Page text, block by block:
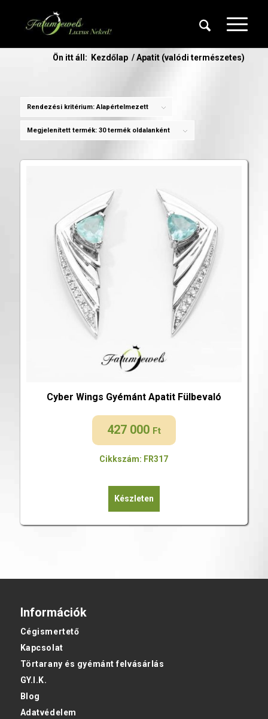
Ön itt áll: Kezdőlap / Apatit (valódi természetes)
Rendezési kritérium:Alapértelmezett
Megjelenített termék: 30 termék oldalanként
Cyber Wings Gyémánt Apatit Fülbevaló
427 000 Ft
Cikkszám: FR317
Készleten
Információk
Cégismertető
Kapcsolat
Törtarany és gyémánt felvásárlás
GY.I.K.
Blog
Adatvédelem